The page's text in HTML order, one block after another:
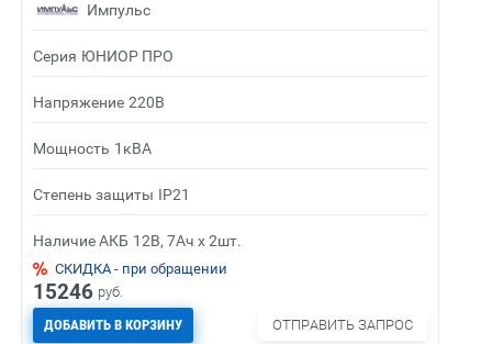
Импульс
Серия ЮНИОР ПРО
Напряжение 220В
Мощность 1кВА
Степень защиты IP21
Наличие АКБ 12В, 7Ач х 2шт.
СКИДКА - при обращении
15246 руб.
ДОБАВИТЬ В КОРЗИНУ ОТПРАВИТЬ ЗАПРОС